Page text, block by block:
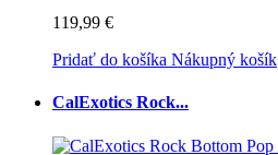
119,99 €
Pridať do košíka Nákupný košík
CalExotics Rock...